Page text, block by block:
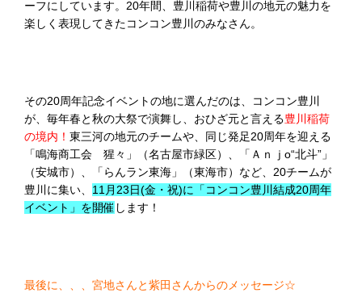
ーフにしています。20年間、豊川稲荷や豊川の地元の魅力を
楽しく表現してきたコンコン豊川のみなさん。
その20周年記念イベントの地に選んだのは、コンコン豊川
が、毎年春と秋の大祭で演舞し、おひざ元と言える豊川稲荷
の境内！ 東三河の地元のチームや、同じ発足20周年を迎える
「鳴海商工会 猩々」（名古屋市緑区）、「Ａｎｊо“北斗”」
（安城市）、「らんラン東海」（東海市）など、20チームが
豊川に集い、 11月23日(金・祝)に「コンコン豊川結成20周年
イベント」を開催 します！
最後に、、、宮地さんと紫田さんからのメッセージ☆